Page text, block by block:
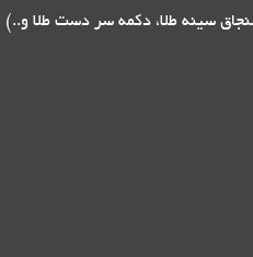
سینه طلا، دکمه سر دست طلا و..)